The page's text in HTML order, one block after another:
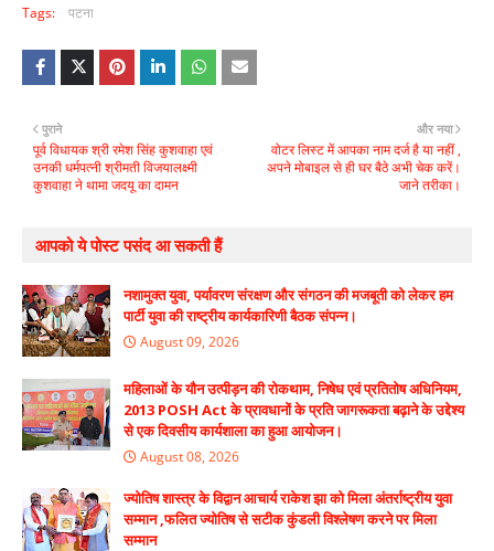
Tags: पटना
और नया
वोटर लिस्ट में आपका नाम दर्ज है या नहीं ,
अपने मोबाइल से ही घर बैठे अभी चेक करें।
जाने तरीका।
पुराने
पूर्व विधायक श्री रमेश सिंह कुशवाहा एवं
उनकी धर्मपत्नी श्रीमती विजयालक्ष्मी
कुशवाहा ने थामा जदयू का दामन
आपको ये पोस्ट पसंद आ सकती हैं
नशामुक्त युवा, पर्यावरण संरक्षण और संगठन की मजबूती को लेकर हम
पार्टी युवा की राष्ट्रीय कार्यकारिणी बैठक संपन्न।
August 09, 2026
महिलाओं के यौन उत्पीड़न की रोकथाम, निषेध एवं प्रतितोष अधिनियम,
2013 POSH Act के प्रावधानों के प्रति जागरूकता बढ़ाने के उद्देश्य
से एक दिवसीय कार्यशाला का हुआ आयोजन।
August 08, 2026
ज्योतिष शास्त्र के विद्वान आचार्य राकेश झा को मिला अंतर्राष्ट्रीय युवा
सम्मान ,फलित ज्योतिष से सटीक कुंडली विश्लेषण करने पर मिला
सम्मान